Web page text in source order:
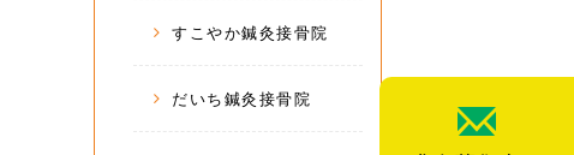
すこやか鍼灸接骨院
だいち鍼灸接骨院